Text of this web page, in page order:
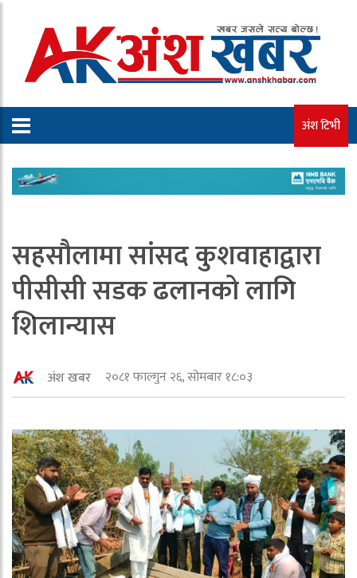
अंश टिभी
सहसौलामा सांसद कुशवाहाद्वारा
पीसीसी सडक ढलानको लागि
शिलान्यास
अंश खबर २०८१ फाल्गुन २६, सोमबार १८:०३